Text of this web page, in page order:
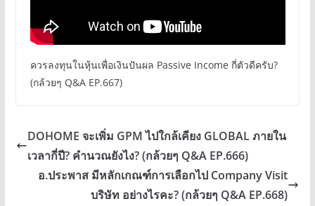
ควรลงทุนในหุ้นเพื่อเงินปันผล Passive Income กี่ตัวดีครับ?
(กล้วยๆ Q&A EP.667)
DOHOME จะเพิ่ม GPM ไปใกล้เคียง GLOBAL ภายใน
เวลากี่ปี? คำนวณยังไง? (กล้วยๆ Q&A EP.666)
อ.ประพาส มีหลักเกณฑ์การเลือกไป Company Visit
บริษัท อย่างไรคะ? (กล้วยๆ Q&A EP.668)